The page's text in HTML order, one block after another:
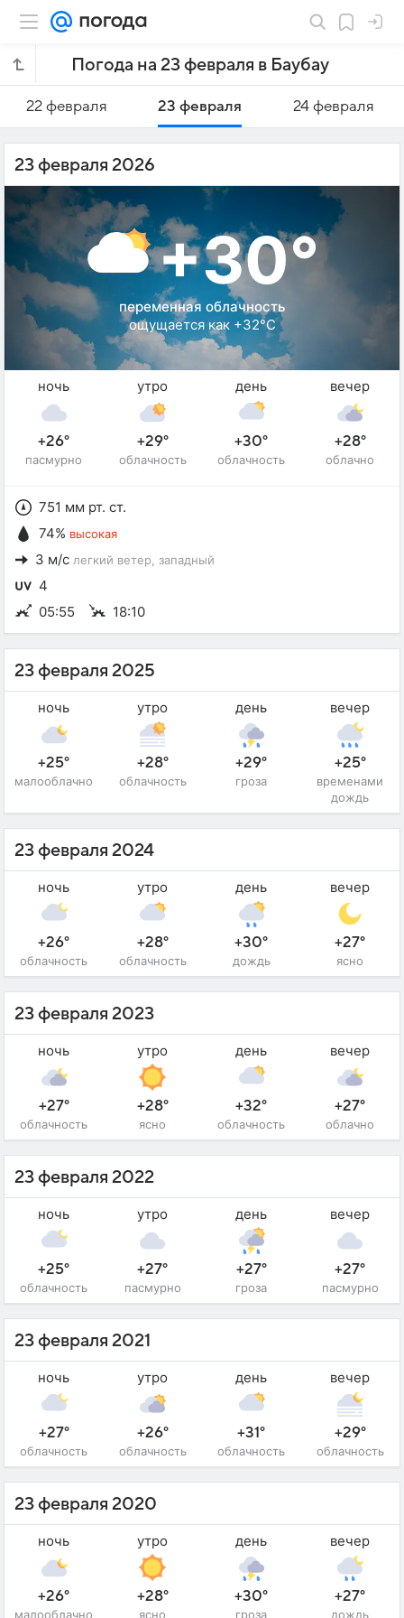
Погода на 23 февраля в Баубау
22 февраля 23 февраля 24 февраля
23 февраля 2026
+30°
переменная облачность
ощущается как +32°C
ночь
+26°
пасмурно
утро
+29°
облачность
день
+30°
облачность
вечер
+28°
облачно
751 мм рт. ст.
74% высокая
3 м/с легкий ветер , западный
4
05:55
18:10
23 февраля 2025
ночь
+25°
малооблачно
утро
+28°
облачность
день
+29°
гроза
вечер
+25°
временами
дождь
23 февраля 2024
ночь
+26°
облачность
утро
+28°
облачность
день
+30°
дождь
вечер
+27°
ясно
23 февраля 2023
ночь
+27°
облачность
утро
+28°
ясно
день
+32°
облачность
вечер
+27°
облачно
23 февраля 2022
ночь
+25°
облачность
утро
+27°
пасмурно
день
+27°
гроза
вечер
+27°
пасмурно
23 февраля 2021
ночь
+27°
облачность
утро
+26°
облачность
день
+31°
облачность
вечер
+29°
облачность
23 февраля 2020
ночь
+26°
малооблачно
утро
+28°
ясно
день
+30°
гроза
вечер
+27°
дождь